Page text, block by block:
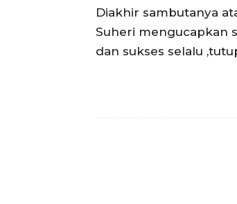
Diakhir sambutanya
Suheri mengucapkan
dan sukses selalu